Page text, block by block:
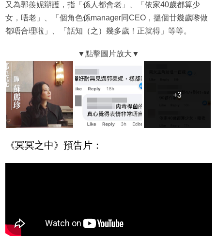
又為郭羨妮辯護，指「係人都會老」、「依家40歲都算少
女，唔老」、「個角色係manager同CEO，搵個廿幾歲嚟做
都唔合理啦」、「話知（之）幾多歲！正就得」等等。
+3
+3
《冥冥之中》預告片：